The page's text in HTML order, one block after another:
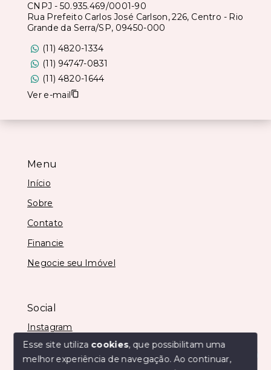
Menu
Início
Sobre
Contato
Financie
Negocie seu Imóvel
Social
Instagram
CNPJ - 50.935.469/0001-90
Rua Prefeito Carlos José Carlson, 226, Centro - Rio
Grande da Serra/SP, 09450-000
(11) 4820-1334
(11) 94747-0831
(11) 4820-1644
Ver e-mail
Esse site utiliza cookies, que possibilitam uma
melhor experiência de navegação.Ao continuar,